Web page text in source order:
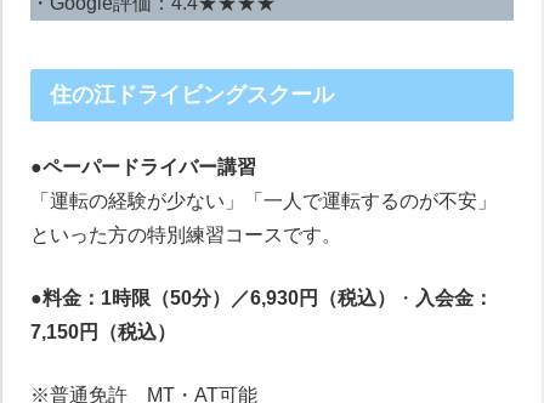
住の江ドライビングスクール
●ペーパードライバー講習
「運転の経験が少ない」「一人で運転するのが不安」
といった方の特別練習コースです。
●料金：1時限（50分）／6,930円（税込） ・ 入会金：
7,150円（税込）
※普通免許 MT・AT可能